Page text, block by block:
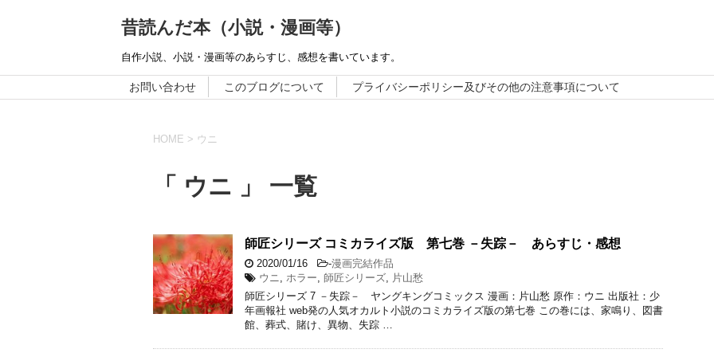
昔読んだ本（小説・漫画等）
自作小説、小説・漫画等のあらすじ、感想を書いています。
お問い合わせ このブログについて プライバシーポリシー及びその他の注意事項について
HOME > ウニ
「 ウニ 」 一覧
師匠シリーズ コミカライズ版 第七巻 －失踪－ あらすじ・感想
2020/01/16 -漫画完結作品
ウニ, ホラー, 師匠シリーズ, 片山愁
師匠シリーズ 7 －失踪－ ヤングキングコミックス 漫画：片山愁 原作：ウニ 出版社：少
年画報社 web発の人気オカルト小説のコミカライズ版の第七巻 この巻には、家鳴り、図書
館、葬式、賭け、異物、失踪 …